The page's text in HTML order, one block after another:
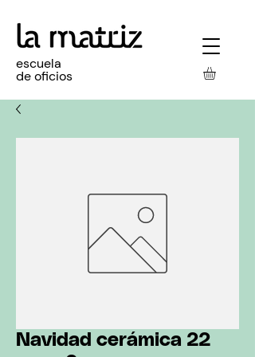
escuela
de oficios
Navidad cerámica 22